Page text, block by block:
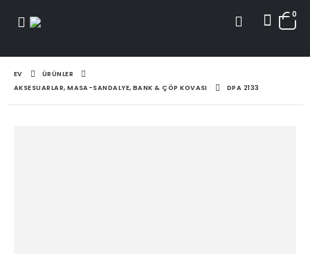
0
EV
ÜRÜNLER
AKSESUARLAR, MASA-SANDALYE, BANK & ÇÖP KOVASI
DPA 2133